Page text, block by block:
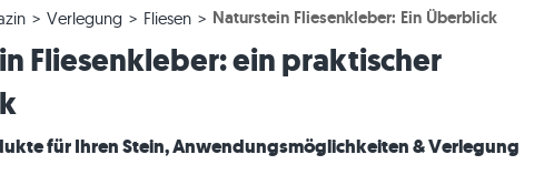
Beige Fliesen
Graue Fliesen
Beige Terrassenplatten
Graue Terrassenplatten
Kalkstein-Pflastersteine
Quarzit-Pflastersteine
Gneis-Blockstufen
Kalkstein-Blockstufen
Travertin-Mauersteine
Quarzit-Mauersteine
Marmor
Quarzit
Verlegung Fliesen Naturstein Fliesenkleber: Ein Überblick
Fliesenkleber: ein praktischer
für Ihren Stein, Anwendungsmöglichkeiten & Verlegung